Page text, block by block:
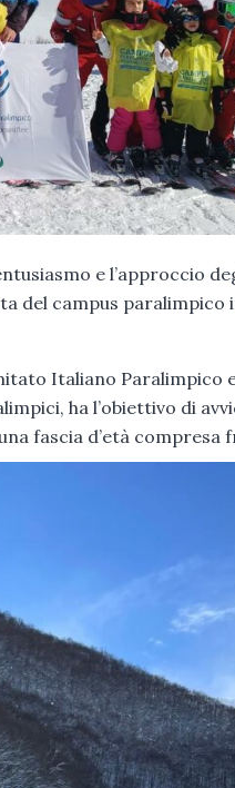
e l’approccio
del campus paralimpico
Italiano Paralimpico
ha l’obiettivo di
fascia d’età compresa